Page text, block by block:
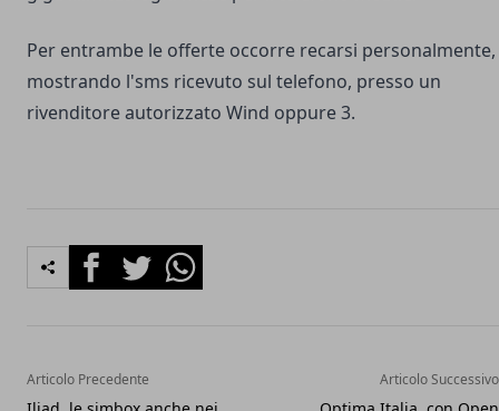
Per entrambe le offerte occorre recarsi personalmente,
mostrando l'sms ricevuto sul telefono, presso un
rivenditore autorizzato Wind oppure 3.
FacebookTwitterWhatsapp
Articolo Precedente Articolo Successivo